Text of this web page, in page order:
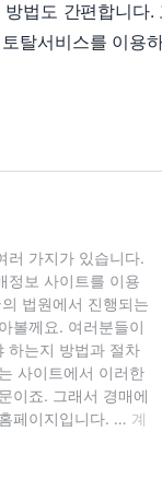
법도 간편합니다.
탈서비스를 이용